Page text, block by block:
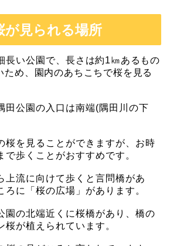
が見られる場所
長い公園で、 長さは約1㎞あるもの
ため、園内のあちこちで桜を見る
田公園の入口は南端(隅田川の下
桜を見ることができますが、お時
で歩くことがおすすめです。
上流に向けて歩くと言問橋があ
ろに「桜の広場」があります。
園の北端近くに桜橋があり、橋の
桜が植えられています。